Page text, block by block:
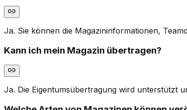
Ja. Sie können die Magazininformationen,
Kann ich mein Magazin übertragen?
Ja. Die Eigentumsübertragung wird unterstützt